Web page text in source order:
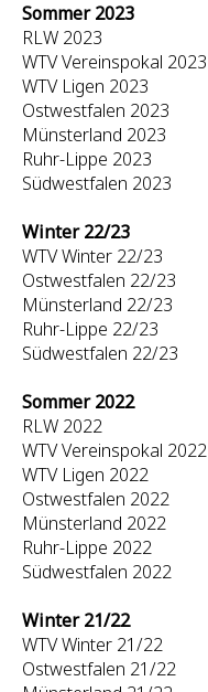
Sommer 2023
RLW 2023
WTV Vereinspokal 2023
WTV Ligen 2023
Ostwestfalen 2023
Münsterland 2023
Ruhr-Lippe 2023
Südwestfalen 2023
Winter 22/23
WTV Winter 22/23
Ostwestfalen 22/23
Münsterland 22/23
Ruhr-Lippe 22/23
Südwestfalen 22/23
Sommer 2022
RLW 2022
WTV Vereinspokal 2022
WTV Ligen 2022
Ostwestfalen 2022
Münsterland 2022
Ruhr-Lippe 2022
Südwestfalen 2022
Winter 21/22
WTV Winter 21/22
Ostwestfalen 21/22